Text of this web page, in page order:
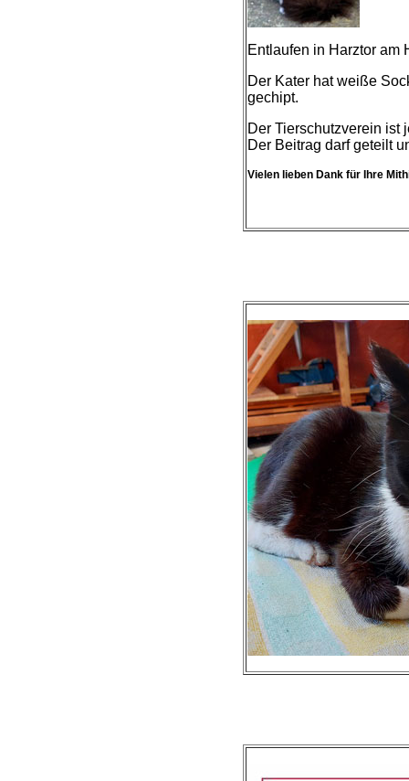
Entlaufen in Harztor am
Der Kater hat weiße
gechipt.
Der Tierschutzverein ist
Der Beitrag darf geteilt
Vielen lieben Dank für Ihre